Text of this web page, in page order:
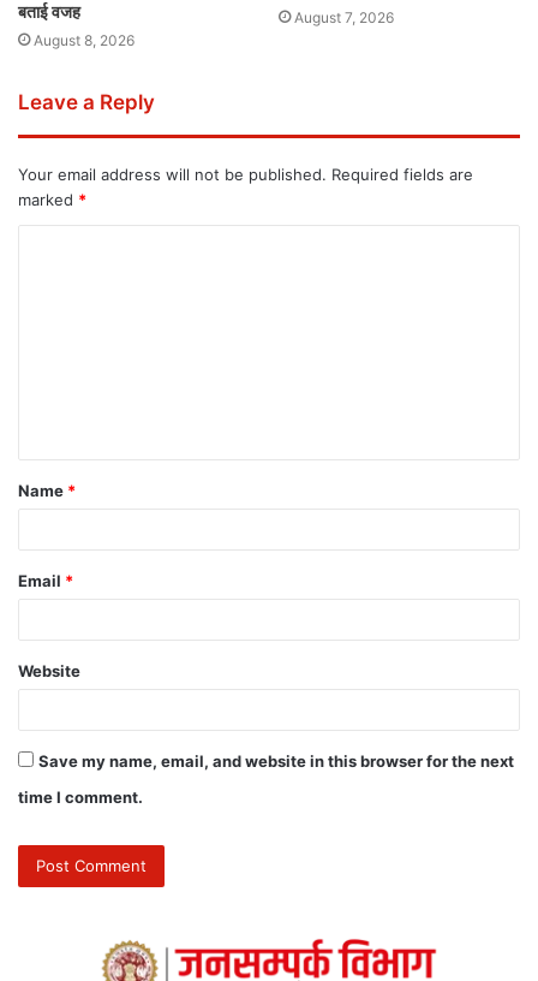
बताई वजह
August 8, 2026
August 7, 2026
Leave a Reply
Your email address will not be published. Required fields are
marked *
Name *
Email *
Website
Save my name, email, and website in this browser for the next
time I comment.